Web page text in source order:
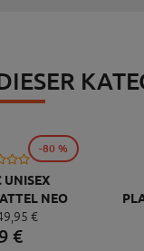
UNISEX
NEO
CUT
95 €
€
-80 %